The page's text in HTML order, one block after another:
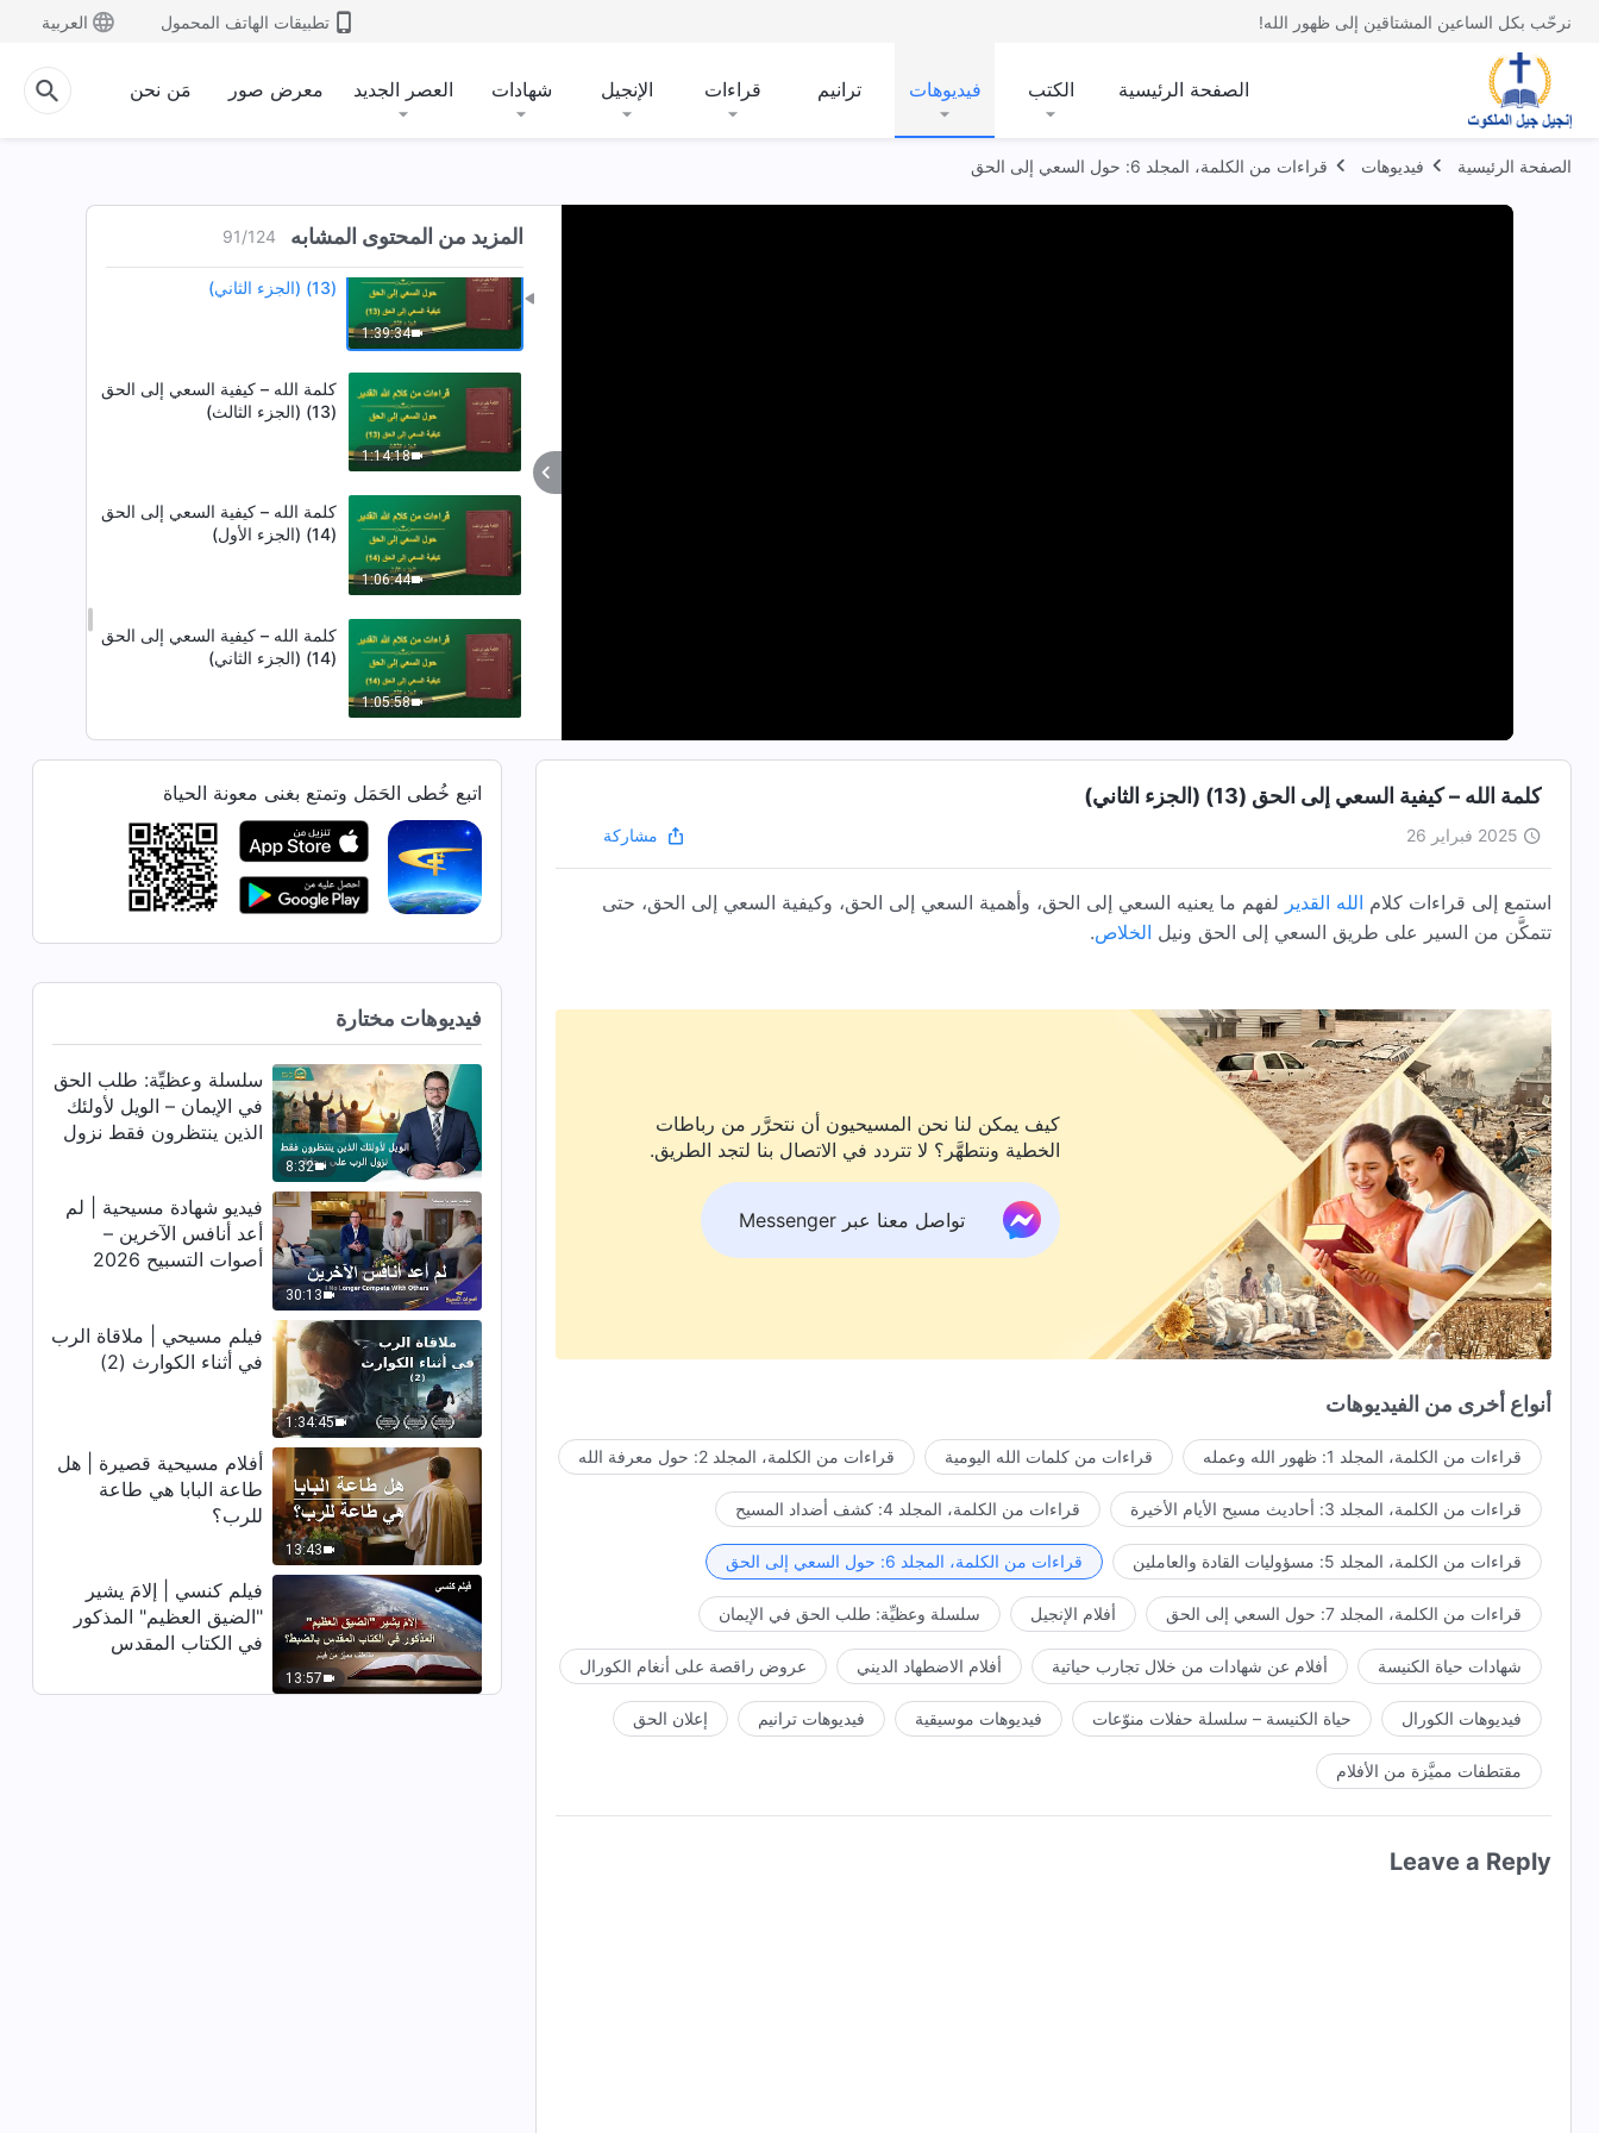
نرحّب بكل الساعين المشتاقين إلى ظهور الله! تطبيقات الهاتف المحمول العربية
الصفحة الرئيسية الكتب فيديوهات ترانيم قراءات الإنجيل شهادات العصر الجديد معرض صور مَن نحن
الصفحة الرئيسية فيديوهات قراءات من الكلمة، المجلد 6: حول السعي إلى الحق
المزيد من المحتوى المشابه 91/124
1:39:34
كلمة الله – كيفية السعي إلى الحق
(13) (الجزء الثاني)
1:14:18
كلمة الله – كيفية السعي إلى الحق
(13) (الجزء الثالث)
1:06:44
كلمة الله – كيفية السعي إلى الحق
(14) (الجزء الأول)
1:05:58
كلمة الله – كيفية السعي إلى الحق
(14) (الجزء الثاني)
53:13
كلمة الله – كيفية السعي إلى الحق
1:09:54
كلمة الله – كيفية السعي إلى الحق
(14) (الجزء الرابع)
1:06:23
(15) (الجزء الأول)
1:11:10
كلمة الله – كيفية السعي إلى الحق
(15) (الجزء الثاني)
58:09
كلمة الله – كيفية السعي إلى الحق
(15) (الجزء الثالث)
47:52
كلمة الله – كيفية السعي إلى الحق
(15) (الجزء الرابع)
52:27
كلمة الله – كيفية السعي إلى الحق
(16) (الجزء الأول)
1:06:49
كلمة الله – كيفية السعي إلى الحق
(16) (الجزء الثاني)
كلمة الله – كيفية السعي إلى الحق (13) (الجزء الثاني)
2025 فبراير 26 مشاركة
استمع إلى قراءات كلام الله القدير لفهم ما يعنيه السعي إلى الحق، وأهمية السعي إلى الحق، وكيفية السعي إلى الحق، حتى
تتمكَّن من السير على طريق السعي إلى الحق ونيل الخلاص.
كيف يمكن لنا نحن المسيحيون أن نتحرَّر من رباطات
الخطية ونتطهَّر؟ لا تتردد في الاتصال بنا لتجد الطريق.
تواصل معنا عبر Messenger
أنواع أخرى من الفيديوهات
قراءات من الكلمة، المجلد 1: ظهور الله وعمله قراءات من كلمات الله اليومية قراءات من الكلمة، المجلد 2: حول معرفة الله
قراءات من الكلمة، المجلد 3: أحاديث مسيح الأيام الأخيرة قراءات من الكلمة، المجلد 4: كشف أضداد المسيح
قراءات من الكلمة، المجلد 5: مسؤوليات القادة والعاملين قراءات من الكلمة، المجلد 6: حول السعي إلى الحق
قراءات من الكلمة، المجلد 7: حول السعي إلى الحق أفلام الإنجيل سلسلة وعظيِّة: طلب الحق في الإيمان
شهادات حياة الكنيسة أفلام عن شهادات من خلال تجارب حياتية أفلام الاضطهاد الديني عروض راقصة على أنغام الكورال
فيديوهات الكورال حياة الكنيسة – سلسلة حفلات منوّعات فيديوهات موسيقية فيديوهات ترانيم إعلان الحق
مقتطفات مميَّزة من الأفلام
Leave a Reply
اتبع خُطى الحَمَل وتمتع بغنى معونة الحياة
فيديوهات مختارة
8:32
سلسلة وعظيِّة: طلب الحق
في الإيمان – الويل لأولئك
الذين ينتظرون فقط نزول
30:13
فيديو شهادة مسيحية | لم
أعد أنافس الآخرين –
أصوات التسبيح 2026
1:34:45
فيلم مسيحي | ملاقاة الرب
في أثناء الكوارث (2)
13:43
أفلام مسيحية قصيرة | هل
طاعة البابا هي طاعة
للرب؟
13:57
فيلم كنسي | إلامَ يشير
"الضيق العظيم" المذكور
في الكتاب المقدس
من فيلم)